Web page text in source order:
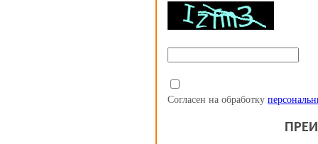
Согласен на обработку